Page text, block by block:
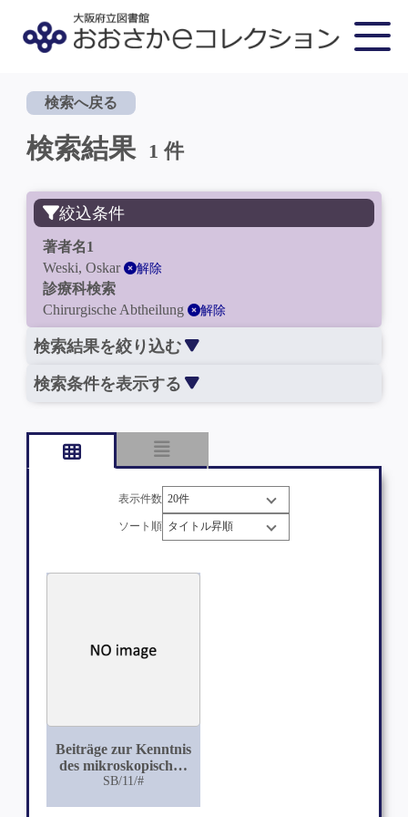
検索へ戻る
検索結果 1 件
絞込条件
著者名1
Weski, Oskar
解除
診療科検索
Chirurgische Abtheilung
解除
検索結果を絞り込む
検索条件を表示する
表示件数
ソート順
Beiträge zur Kenntnis
des mikroskopischen
Baues der
SB/11/#